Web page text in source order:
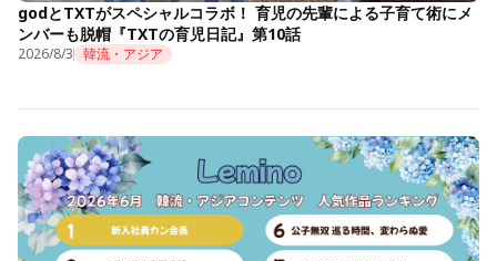
godとTXTがスペシャルコラボ！ 育児の先輩による子育て術にメ
ンバーも脱帽『TXTの育児日記』第10話
2026/8/3 韓流・アジア